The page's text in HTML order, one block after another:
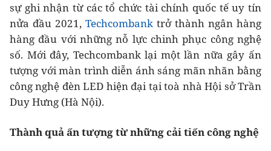
sự ghi nhận từ các tổ chức tài chính quốc tế uy tín
nửa đầu 2021, Techcombank trở thành ngân hàng
hàng đầu với những nỗ lực chinh phục công nghệ
số. Mới đây, Techcombank lại một lần nữa gây ấn
tượng với màn trình diễn ánh sáng mãn nhãn bằng
công nghệ đèn LED hiện đại tại toà nhà Hội sở Trần
Duy Hưng (Hà Nội).
Thành quả ấn tượng từ những cải tiến công nghệ